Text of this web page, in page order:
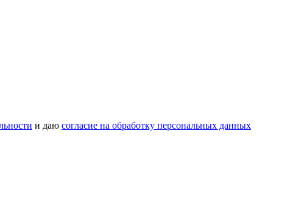
и даю согласие на обработку персональных данных